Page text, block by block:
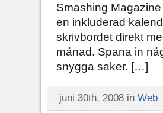
Smashing
en inkluderad
skrivbordet direkt
månad. Spana in
snygga saker. […]
juni 30th, 2008 in Web